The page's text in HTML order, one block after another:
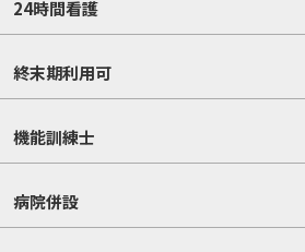
24時間看護
終末期利用可
機能訓練士
病院併設